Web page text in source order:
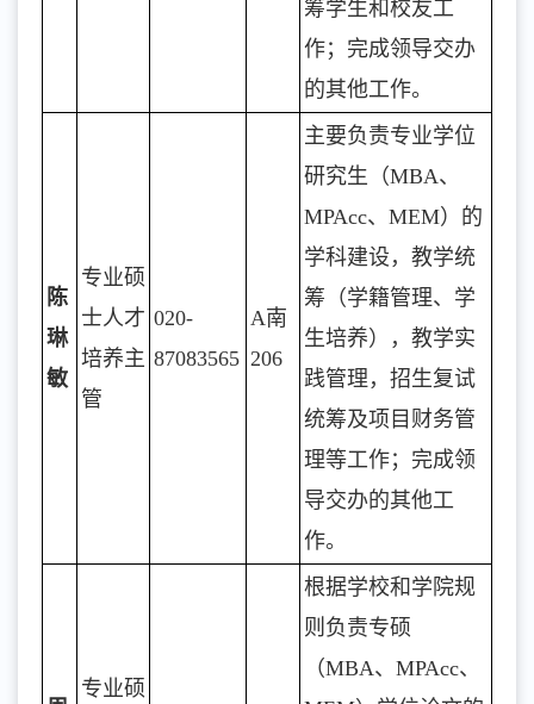
筹学生和校友工
作；完成领导交办
的其他工作。
陈
琳
敏
专业硕
士人才
培养主
管
020-
87083565
A南
206
主要负责专业学位
研究生（MBA、
MPAcc、MEM）的
学科建设，教学统
筹（学籍管理、学
生培养），教学实
践管理，招生复试
统筹及项目财务管
理等工作；完成领
导交办的其他工
作。
专业硕
根据学校和学院规
则负责专硕
（MBA、MPAcc、